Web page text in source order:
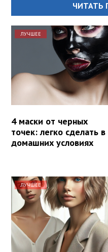
ЧИТАТЬ
ЛУЧШЕЕ
4 маски от черных
точек: легко сделать в
домашних условиях
ЛУЧШЕЕ